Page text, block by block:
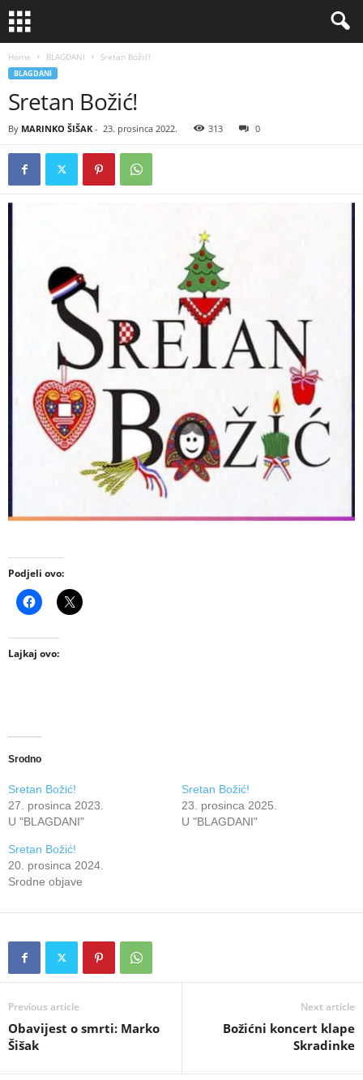
Home BLAGDANI Sretan Božić!
BLAGDANI
Sretan Božić!
By MARINKO ŠIŠAK - 23. prosinca 2022. 313 0
Podjeli ovo:
Lajkaj ovo:
Srodno
Sretan Božić!
27. prosinca 2023.
U "BLAGDANI"
Sretan Božić!
23. prosinca 2025.
U "BLAGDANI"
Sretan Božić!
20. prosinca 2024.
Srodne objave
Previous article
Obavijest o smrti: Marko
Šišak
Next article
Božićni koncert klape
Skradinke